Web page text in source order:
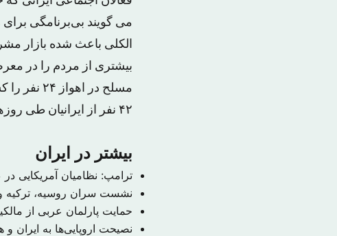
می گویند بی‌برنامگی
الکلی باعث شده بازار
بیشتری از مردم را در
مسلح در
۴۲ نفر از ایرانیان طی روزهای اخیر شد.
بیشتر در ایران
ترامپ: نظامیان آمریکایی
نشست سران روسیه، ترکیه
حمایت پارلمان عربی از
نصیحت اروپایی‌ها به ایران و